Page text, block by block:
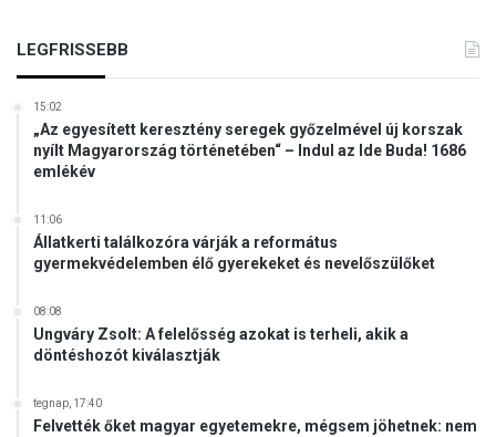
o
s
s
2
0
p
i
LEGFRISSEBB
15:02
„Az egyesített keresztény seregek győzelmével új korszak
nyílt Magyarország történetében“ – Indul az Ide Buda! 1686
emlékév
11:06
Állatkerti találkozóra várják a református
gyermekvédelemben élő gyerekeket és nevelőszülőket
08:08
Ungváry Zsolt: A felelősség azokat is terheli, akik a
döntéshozót kiválasztják
tegnap, 17:40
Felvették őket magyar egyetemekre, mégsem jöhetnek: nem